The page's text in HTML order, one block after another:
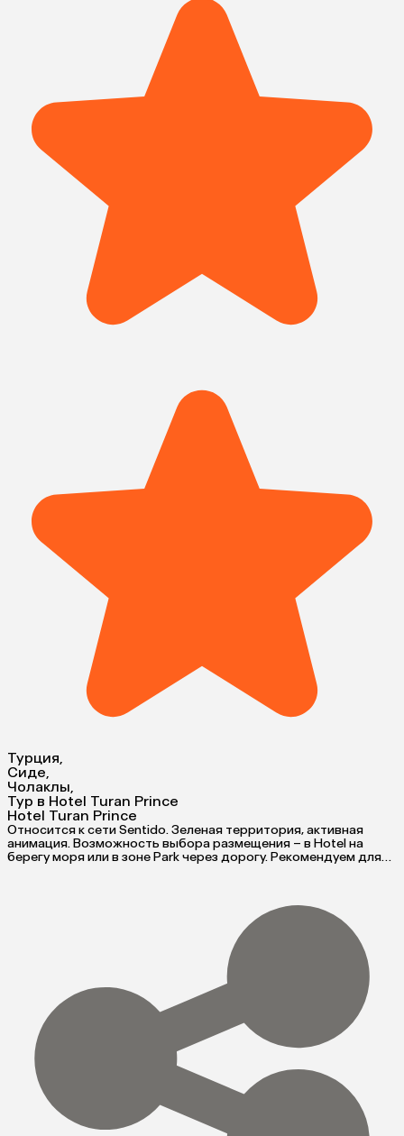
Турция,
Сиде,
Чолаклы,
Тур в Hotel Turan Prince
Hotel Turan Prince
Относится к сети Sentido. Зеленая территория, активная
анимация. Возможность выбора размещения – в Hotel на
берегу моря или в зоне Park через дорогу. Рекомендуем для